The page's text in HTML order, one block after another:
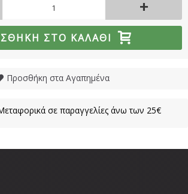
+
ΣΤΟ ΚΑΛΆΘΙ
Προσθήκη στα Αγαπημένα
σε παραγγελίες άνω των 25€